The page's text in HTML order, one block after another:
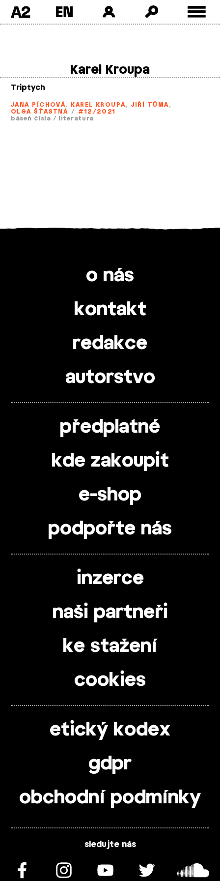
A2
Karel Kroupa
Triptych
JANA PÍCHOVÁ, KAREL KROUPA, JIŘÍ TŮMA,
OLGA ŠŤASTNÁ / #12/2021
báseň čísla / literatura
o nás
kontakt
redakce
autorstvo
předplatné
kde zakoupit
e-shop
podpořte nás
inzerce
naši partneři
ke stažení
cookies
etický kodex
gdpr
obchodní podmínky
sledujte nás